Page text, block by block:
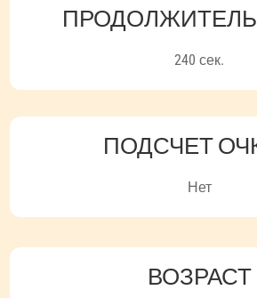
240 сек.
ПОДСЧЕТ
Нет
ВОЗРАСТ